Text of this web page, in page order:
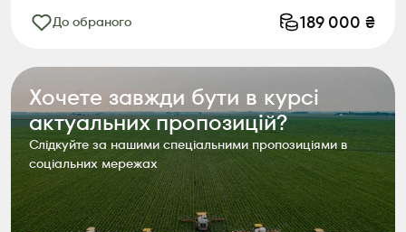
До обраного 189 000 ₴
Хочете завжди бути в курсі
актуальних пропозицій?
Слідкуйте за нашими спеціальними пропозиціями в
соціальних мережах